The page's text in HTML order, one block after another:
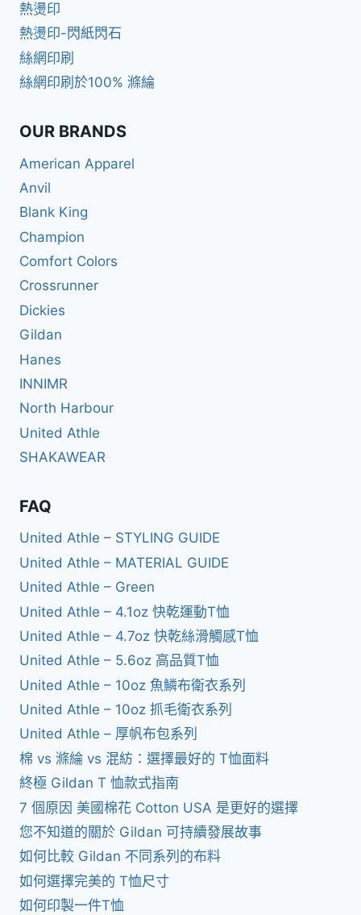
熱燙印
熱燙印-閃紙閃石
絲網印刷
絲網印刷於100% 滌綸
OUR BRANDS
American Apparel
Anvil
Blank King
Champion
Comfort Colors
Crossrunner
Dickies
Gildan
Hanes
INNIMR
North Harbour
United Athle
SHAKAWEAR
FAQ
United Athle – STYLING GUIDE
United Athle – MATERIAL GUIDE
United Athle – Green
United Athle – 4.1oz 快乾運動T恤
United Athle – 4.7oz 快乾絲滑觸感T恤
United Athle – 5.6oz 高品質T恤
United Athle – 10oz 魚鱗布衛衣系列
United Athle – 10oz 抓毛衛衣系列
United Athle – 厚帆布包系列
棉 vs 滌綸 vs 混紡：選擇最好的 T恤面料
終極 Gildan T 恤款式指南
7 個原因 美國棉花 Cotton USA 是更好的選擇
您不知道的關於 Gildan 可持續發展故事
如何比較 Gildan 不同系列的布料
如何選擇完美的 T恤尺寸
如何印製一件T恤